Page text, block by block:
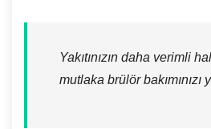
Yakıtınızın daha verimli
mutlaka brülör bakımınızı